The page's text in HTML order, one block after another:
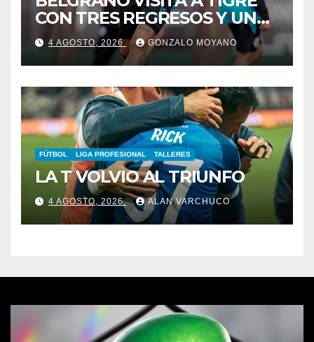
CON TRES REGRESOS Y UNA
BAJA OBLIGADA
4 AGOSTO, 2026 GONZALO MOYANO
FÚTBOL LIGA PROFESIONAL TALLERES
LA T VOLVIO AL TRIUNFO
4 AGOSTO, 2026 ALAN VARCHUCO